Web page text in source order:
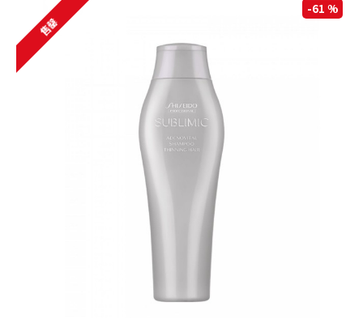
-61 %
售罄